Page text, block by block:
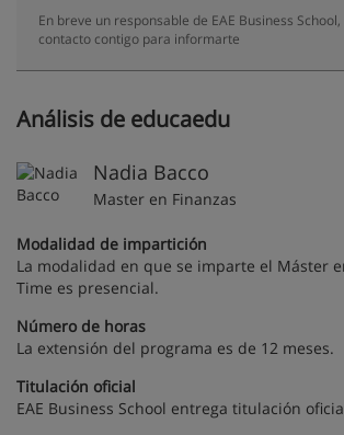
En breve un responsable de EAE Business
contacto contigo para informarte
Análisis de educaedu
Nadia Bacco
Master en Finanzas
Modalidad de impartición
La modalidad en que se imparte el Máster
Time es presencial.
Número de horas
La extensión del programa es de 12 meses.
Titulación oficial
EAE Business School entrega titulación